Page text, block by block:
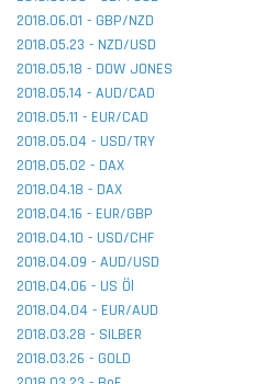
2018.06.01 - GBP/NZD
2018.05.23 - NZD/USD
2018.05.18 - DOW JONES
2018.05.14 - AUD/CAD
2018.05.11 - EUR/CAD
2018.05.04 - USD/TRY
2018.05.02 - DAX
2018.04.18 - DAX
2018.04.16 - EUR/GBP
2018.04.10 - USD/CHF
2018.04.09 - AUD/USD
2018.04.06 - US Öl
2018.04.04 - EUR/AUD
2018.03.28 - SILBER
2018.03.26 - GOLD